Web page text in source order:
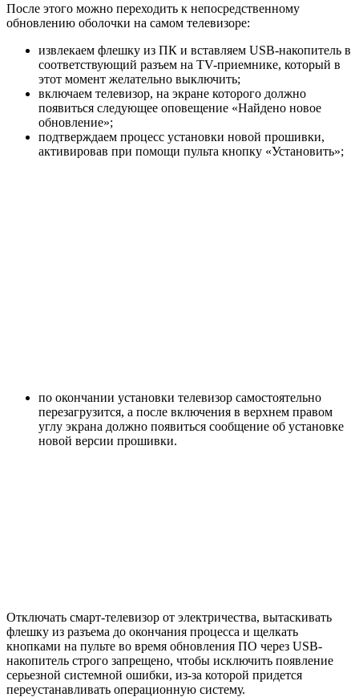
После этого можно переходить к непосредственному
обновлению оболочки на самом телевизоре:
извлекаем флешку из ПК и вставляем USB-накопитель в
соответствующий разъем на TV-приемнике, который в
этот момент желательно выключить;
включаем телевизор, на экране которого должно
появиться следующее оповещение «Найдено новое
обновление»;
подтверждаем процесс установки новой прошивки,
активировав при помощи пульта кнопку «Установить»;
по окончании установки телевизор самостоятельно
перезагрузится, а после включения в верхнем правом
углу экрана должно появиться сообщение об установке
новой версии прошивки.
Отключать смарт-телевизор от электричества, вытаскивать
флешку из разъема до окончания процесса и щелкать
кнопками на пульте во время обновления ПО через USB-
накопитель строго запрещено, чтобы исключить появление
серьезной системной ошибки, из-за которой придется
переустанавливать операционную систему.